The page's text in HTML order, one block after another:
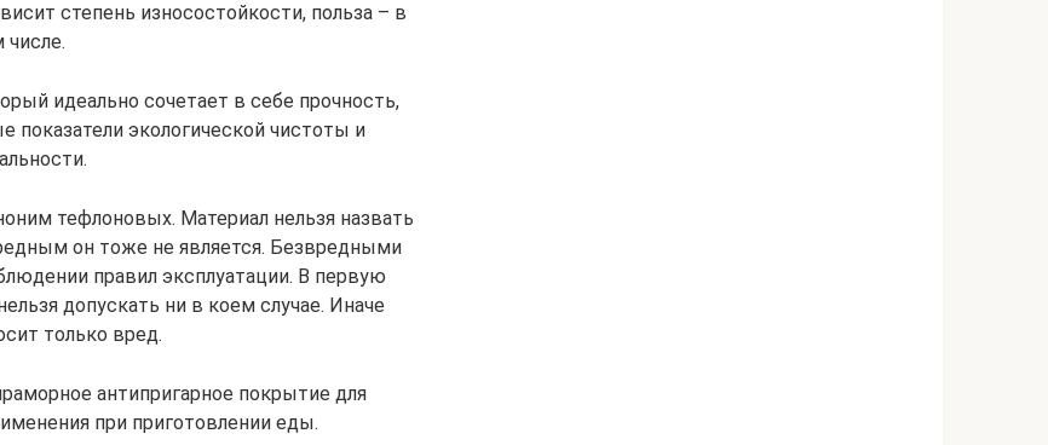
степень износостойкости, польза – в
числе.
идеально сочетает в себе прочность,
показатели экологической чистоты и
тефлоновых. Материал нельзя назвать
он тоже не является. Безвредными
правил эксплуатации. В первую
допускать ни в коем случае. Иначе
только вред.
антипригарное покрытие для
при приготовлении еды.